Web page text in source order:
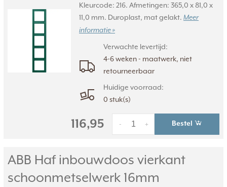
Kleurcode: 216. Afmetingen: 365,0 x 81,0 x
11,0 mm. Duroplast, mat gelakt. Meer
informatie »
Verwachte levertijd:
4-6 weken - maatwerk, niet
retourneerbaar
Huidige voorraad:
0 stuk(s)
116,95 +
- Bestel
ABB Haf inbouwdoos vierkant
schoonmetselwerk 16mm